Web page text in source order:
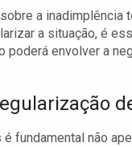
a inadimplência
a situação, é
envolver a
fundamental não